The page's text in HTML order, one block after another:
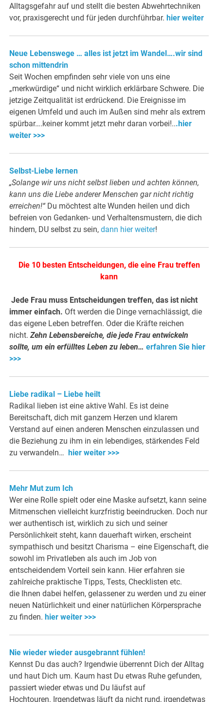
Alltagsgefahr auf und stellt die besten Abwehrtechniken
vor, praxisgerecht und für jeden durchführbar. hier weiter
Neue Lebenswege … alles ist jetzt im Wandel….wir sind
schon mittendrin
Seit Wochen empfinden sehr viele von uns eine
„merkwürdige“ und nicht wirklich erklärbare Schwere. Die
jetzige Zeitqualität ist erdrückend. Die Ereignisse im
eigenen Umfeld und auch im Außen sind mehr als extrem
spürbar….keiner kommt jetzt mehr daran vorbei!...hier
weiter >>>
Selbst-Liebe lernen
„Solange wir uns nicht selbst lieben und achten können,
kann uns die Liebe anderer Menschen gar nicht richtig
erreichen!“ Du möchtest alte Wunden heilen und dich
befreien von Gedanken- und Verhaltensmustern, die dich
hindern, DU selbst zu sein,dann hier weiter!
Die 10 besten Entscheidungen, die eine Frau treffen
kann
Jede Frau muss Entscheidungen treffen, das ist nicht
immer einfach. Oft werden die Dinge vernachlässigt, die
das eigene Leben betreffen. Oder die Kräfte reichen
nicht. Zehn Lebensbereiche, die jede Frau entwickeln
sollte, um ein erfülltes Leben zu leben…erfahren Sie hier
>>>
Liebe radikal – Liebe heilt
Radikal lieben ist eine aktive Wahl. Es ist deine
Bereitschaft, dich mit ganzem Herzen und klarem
Verstand auf einen anderen Menschen einzulassen und
die Beziehung zu ihm in ein lebendiges, stärkendes Feld
zu verwandeln…
hier weiter >>>
Mehr Mut zum Ich
Wer eine Rolle spielt oder eine Maske aufsetzt, kann seine
Mitmenschen vielleicht kurzfristig beeindrucken. Doch nur
wer authentisch ist, wirklich zu sich und seiner
Persönlichkeit steht, kann dauerhaft wirken, erscheint
sympathisch und besitzt Charisma – eine Eigenschaft, die
sowohl im Privatleben als auch im Job von
entscheidendem Vorteil sein kann. Hier erfahren sie
zahlreiche praktische Tipps, Tests, Checklisten etc.
die Ihnen dabei helfen, gelassener zu werden und zu einer
neuen Natürlichkeit und einer natürlichen Körpersprache
zu finden. hier weiter >>>
Nie wieder wieder ausgebrannt fühlen!
Kennst Du das auch? Irgendwie überrennt Dich der Alltag
und haut Dich um. Kaum hast Du etwas Ruhe gefunden,
passiert wieder etwas und Du läufst auf
Hochtouren. Irgendetwas läuft da nicht rund, irgendetwas